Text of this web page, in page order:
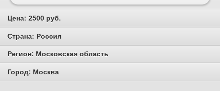
Цена: 2500 руб.
Страна: Россия
Регион: Московская область
Город: Москва